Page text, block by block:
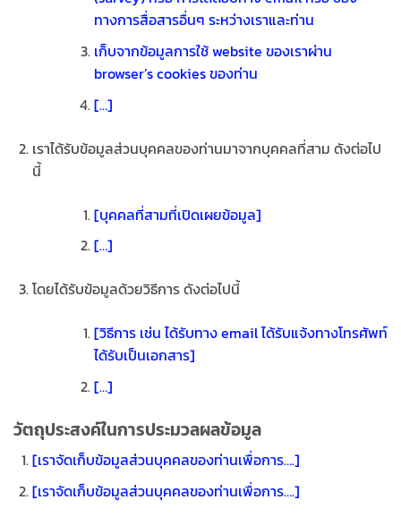
ทางการสื่อสารอื่นๆ ระหว่างเราและท่าน
เก็บจากข้อมูลการใช้ website ของเราผ่าน
browser’s cookies ของท่าน
[…]
เราได้รับข้อมูลส่วนบุคคลของท่านมาจากบุคคลที่สาม ดังต่อไป
นี้
[บุคคลที่สามที่เปิดเผยข้อมูล]
[…]
โดยได้รับข้อมูลด้วยวิธีการ ดังต่อไปนี้
[วิธีการ เช่น ได้รับทาง email ได้รับแจ้งทางโทรศัพท์
ได้รับเป็นเอกสาร]
[…]
วัตถุประสงค์ในการประมวลผลข้อมูล
[เราจัดเก็บข้อมูลส่วนบุคคลของท่านเพื่อการ….]
[เราจัดเก็บข้อมูลส่วนบุคคลของท่านเพื่อการ….]